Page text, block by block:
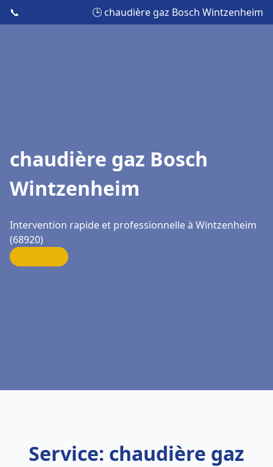
📞 🕒 chaudière gaz Bosch Wintzenheim
chaudière gaz Bosch
Wintzenheim
Intervention rapide et professionnelle à Wintzenheim
(68920)
Service: chaudière gaz